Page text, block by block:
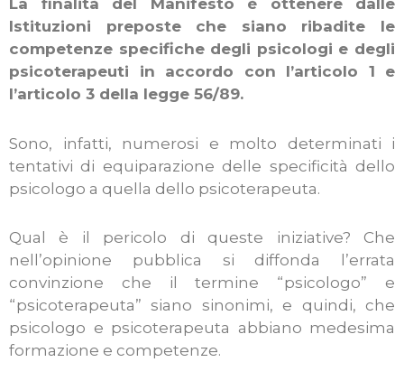
Istituzioni preposte che siano ribadite le
competenze specifiche degli psicologi e degli
psicoterapeuti in accordo con l’articolo 1 e
l’articolo 3 della legge 56/89.
Sono, infatti, numerosi e molto determinati i
tentativi di equiparazione delle specificità dello
psicologo a quella dello psicoterapeuta.
Qual è il pericolo di queste iniziative? Che
nell’opinione pubblica si diffonda l’errata
convinzione che il termine “psicologo” e
“psicoterapeuta” siano sinonimi, e quindi, che
psicologo e psicoterapeuta abbiano medesima
formazione e competenze.